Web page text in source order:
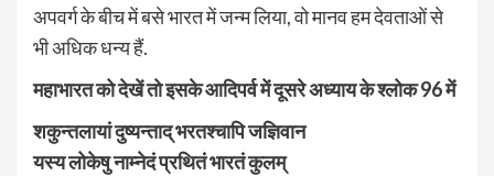
अपवर्ग के बीच में बसे भारत में जन्म लिया, वो मानव हम देवताओं से
भी अधिक धन्य हैं.
महाभारतको देखें तो इसकेआदिपर्वमेंदूसरेअध्यायकेश्लोक96 में
शकुन्तलायांदुष्यन्ताद्भरतश्चापिजज्ञिवान
यस्यलोकेषुनाम्नेदंप्रथितंभारतंकुलम्